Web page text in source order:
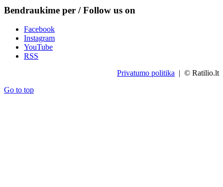
Bendraukime per / Follow us on
Facebook
Instagram
YouTube
RSS
Privatumo politika | © Ratilio.lt
Go to top